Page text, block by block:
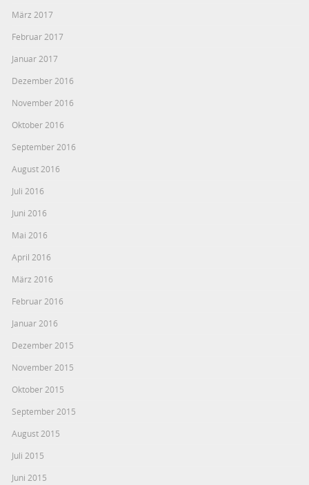
März 2017
Februar 2017
Januar 2017
Dezember 2016
November 2016
Oktober 2016
September 2016
August 2016
Juli 2016
Juni 2016
Mai 2016
April 2016
März 2016
Februar 2016
Januar 2016
Dezember 2015
November 2015
Oktober 2015
September 2015
August 2015
Juli 2015
Juni 2015